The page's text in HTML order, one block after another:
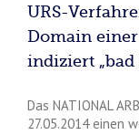
URS-
Domain
indiziert „bad
Das NATIONAL
27.05.2014 einen